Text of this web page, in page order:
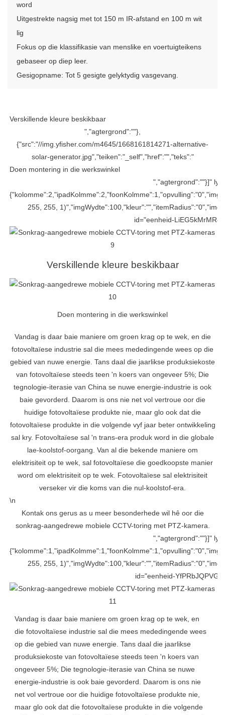
word
Uitgestrekte nagsig met tot 150 m IR-afstand en 100 m wit
lig
Fokus op die klassifikasie van menslike en voertuigteikens
gebaseer op diep leer.
Gesigopname: Tot 5 gesigte gelyktydig vasgevang.
Verskillende kleure beskikbaar
","agtergrond":""},
{"src":"//img.yfisher.com/m4645/1668161814271-alternative-
solar-generator.jpg","teiken":"_self","href":"","teks":"
Doen montering in die werkswinkel
","agtergrond":""}]"
255, 255,
id="eenheid-
Verskillende kleure beskikbaar
Doen montering in die werkswinkel
Vandag is daar baie maniere om groen krag op te wek, en die
fotovoltaïese industrie sal die mees mededingende wees op die
gebied van nuwe energie. Tans daal die jaarlikse produksiekoste
van fotovoltaïese steeds teen 'n koers van ongeveer 5%; Die
tegnologie-iterasie van China se nuwe energie-industrie is ook
baie gevorderd. Daarom is ons nie net vol vertroue oor die
huidige fotovoltaïese produkte nie, maar glo ook dat die
fotovoltaïese produkte in die volgende vyf jaar beter ontwikkeling
sal kry. Fotovoltaïese sal 'n trans-era produk word in die globale
lae-koolstof-oorgang. Van al die bekende maniere om
elektrisiteit op te wek, sal fotovoltaïese die goedkoopste manier
word om elektrisiteit op te wek. Fotovoltaïese sal elektrisiteit
verseker vir die koms van die nul-koolstof-era.
\n
Kontak ons ​​gerus as u meer besonderhede wil hê oor die
sonkrag-aangedrewe mobiele CCTV-toring met PTZ-kamera.
","agtergrond":""}]"
255, 255,
id="eenheid-
Vandag is daar baie maniere om groen krag op te wek, en
die fotovoltaïese industrie sal die mees mededingende wees
op die gebied van nuwe energie. Tans daal die jaarlikse
produksiekoste van fotovoltaïese steeds teen 'n koers van
ongeveer 5%; Die tegnologie-iterasie van China se nuwe
energie-industrie is ook baie gevorderd. Daarom is ons nie
net vol vertroue oor die huidige fotovoltaïese produkte nie,
maar glo ook dat die fotovoltaïese produkte in die volgende